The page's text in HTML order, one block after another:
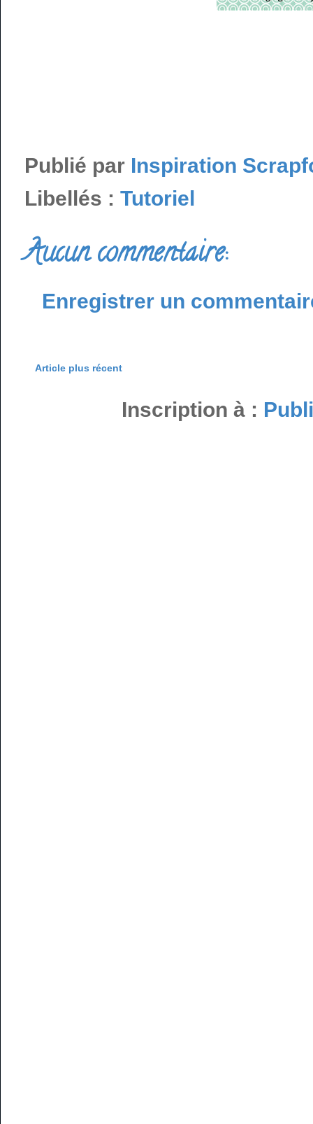
Publié par Inspiration
Libellés : Tutoriel
Aucun commentaire:
Enregistrer un
Article plus récent
Inscription à :